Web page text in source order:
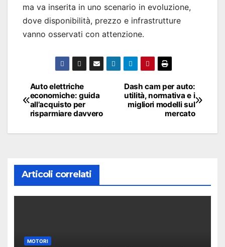
ma va inserita in uno scenario in evoluzione,
dove disponibilità, prezzo e infrastrutture
vanno osservati con attenzione.
Navigazione
articoli
Dash cam per auto:
utilità, normativa e i
migliori modelli sul
mercato
Auto elettriche
economiche: guida
all’acquisto per
risparmiare davvero
Articoli correlati
MOTORI